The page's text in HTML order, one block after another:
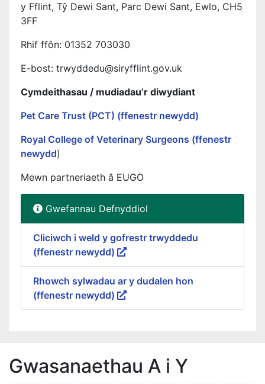
y Fflint, Tŷ Dewi Sant, Parc Dewi Sant, Ewlo, CH5
3FF
Rhif ffôn: 01352 703030
E-bost: trwyddedu@siryfflint.gov.uk
Cymdeithasau / mudiadau’r diwydiant
Pet Care Trust (PCT) (ffenestr newydd)
Royal College of Veterinary Surgeons (ffenestr
newydd)
Mewn partneriaeth â EUGO
Gwefannau Defnyddiol
Cliciwch i weld y gofrestr trwyddedu
(ffenestr newydd)
Rhowch sylwadau ar y dudalen hon
(ffenestr newydd)
Gwasanaethau A i Y